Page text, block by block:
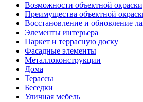
Возможности объектной окраски
Преимущества объектной
Восстановление и обновление
Элементы интерьера
Паркет и террасную доску
Фасадные элементы
Металлоконструкции
Дома
Терассы
Беседки
Уличная мебель